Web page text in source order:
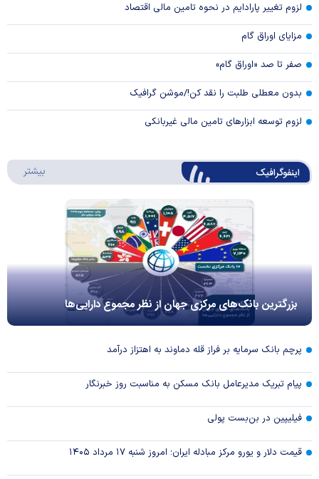
لزوم تغییر پارادایم در نحوه تامین مالی اقتصاد
مزایای اوراق گام
صفر تا صد «اوراق گام»
بدون معطلی طلبت را نقد کن!/موشن گرافیک
لزوم توسعه ابزارهای تامین مالی غیربانکی
اینفوگرافیک بیشتر
بزرگترین بانک‌های مرکزی جهان از نظر مجموع دارایی‌ها
پرچم بانک سرمایه بر فراز قله دماوند به اهتزاز درآمد
پیام تبریک مدیرعامل بانک مسکن به مناسبت روز خبرنگار
فیلیپین در بن‌بست پولی
قیمت دلار و یورو مرکز مبادله ایران؛ امروز شنبه ۱۷ مرداد ۱۴۰۵